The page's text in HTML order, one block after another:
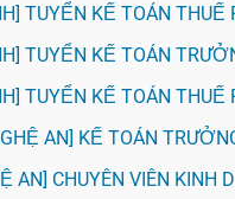
TUYỂN KẾ TOÁN
TUYỂN KẾ TOÁN
TUYỂN KẾ TOÁN
AN] KẾ TOÁN
AN] CHUYÊN VIÊN KINH